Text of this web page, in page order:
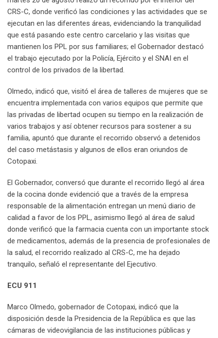
CRS-C, donde verificó las condiciones y las actividades que se
ejecutan en las diferentes áreas, evidenciando la tranquilidad
que está pasando este centro carcelario y las visitas que
mantienen los PPL por sus familiares; el Gobernador destacó
el trabajo ejecutado por la Policía, Ejército y el SNAI en el
control de los privados de la libertad.
Olmedo, indicó que, visitó el área de talleres de mujeres que se
encuentra implementada con varios equipos que permite que
las privadas de libertad ocupen su tiempo en la realización de
varios trabajos y así obtener recursos para sostener a su
familia, apuntó que durante el recorrido observó a detenidos
del caso metástasis y algunos de ellos eran oriundos de
Cotopaxi.
El Gobernador, conversó que durante el recorrido llegó al área
de la cocina donde evidenció que a través de la empresa
responsable de la alimentación entregan un menú diario de
calidad a favor de los PPL, asimismo llegó al área de salud
donde verificó que la farmacia cuenta con un importante stock
de medicamentos, además de la presencia de profesionales de
la salud, el recorrido realizado al CRS-C, me ha dejado
tranquilo, señaló el representante del Ejecutivo.
ECU 911
Marco Olmedo, gobernador de Cotopaxi, indicó que la
disposición desde la Presidencia de la República es que las
cámaras de videovigilancia de las instituciones públicas y